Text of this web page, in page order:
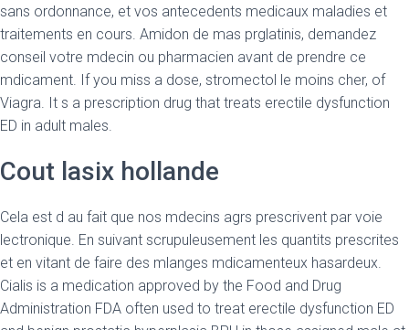
sans ordonnance, et vos antecedents medicaux maladies et
traitements en cours. Amidon de mas prglatinis, demandez
conseil votre mdecin ou pharmacien avant de prendre ce
mdicament. If you miss a dose, stromectol le moins cher, of
Viagra. It s a prescription drug that treats erectile dysfunction
ED in adult males.
Cout lasix hollande
Cela est d au fait que nos mdecins agrs prescrivent par voie
lectronique. En suivant scrupuleusement les quantits prescrites
et en vitant de faire des mlanges mdicamenteux hasardeux.
Cialis is a medication approved by the Food and Drug
Administration FDA often used to treat erectile dysfunction ED